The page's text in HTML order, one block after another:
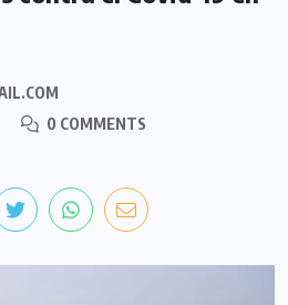
0 COMMENTS